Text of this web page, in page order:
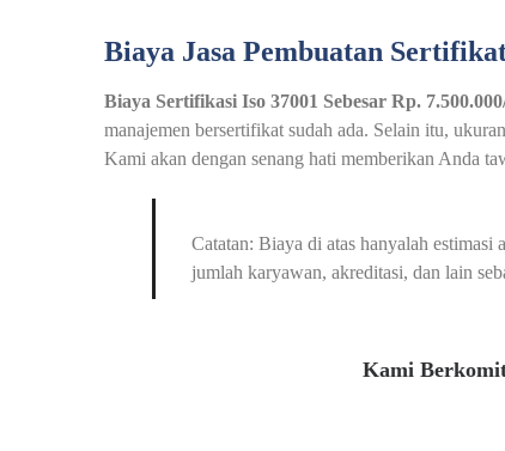
Biaya Jasa Pembuatan
Biaya Sertifikasi Iso 37001 Sebesar Rp.
manajemen bersertifikat sudah ada. Selain itu,
Kami akan dengan senang hati memberikan Anda
Catatan: Biaya di atas hanyalah
jumlah karyawan, akreditasi, dan lain
Kami